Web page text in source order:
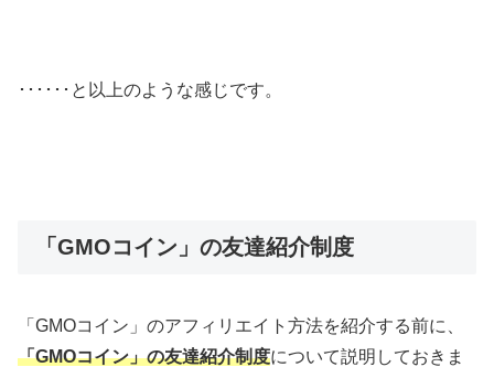
･･････と以上のような感じです。
「GMOコイン」の友達紹介制度
「GMOコイン」のアフィリエイト方法を紹介する前に、
「GMOコイン」の友達紹介制度について説明しておきま